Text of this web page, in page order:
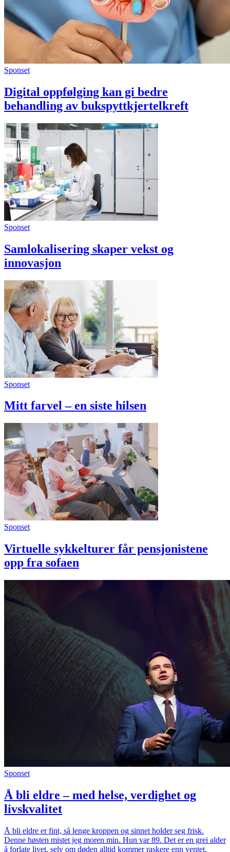
Sponset
Digital oppfølging kan gi bedre
behandling av bukspyttkjertelkreft
Sponset
Samlokalisering skaper vekst og
innovasjon
Sponset
Mitt farvel – en siste hilsen
Sponset
Virtuelle sykkelturer får pensjonistene
opp fra sofaen
Sponset
Å bli eldre – med helse, verdighet og
livskvalitet
Å bli eldre er fint, så lenge kroppen og sinnet holder seg frisk.
Denne høsten mistet jeg moren min. Hun var 89. Det er en grei alder
å forlate livet, selv om døden alltid kommer raskere enn ventet.